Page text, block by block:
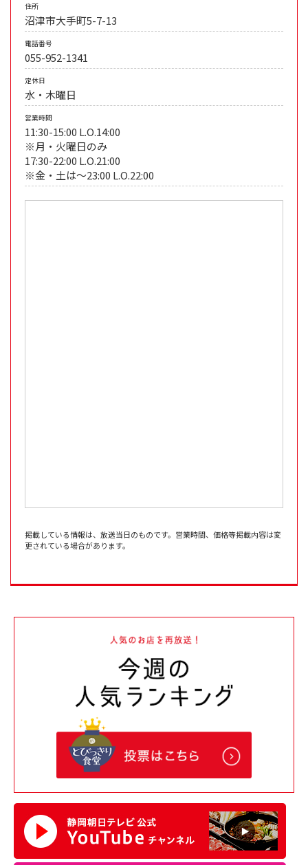
住所
沼津市大手町5-7-13
電話番号
055-952-1341
定休日
水・木曜日
営業時間
11:30-15:00 L.O.14:00
※月・火曜日のみ
17:30-22:00 L.O.21:00
※金・土は～23:00 L.O.22:00
掲載している情報は、放送当日のものです。営業時間、価格等掲載内容は変
更されている場合があります。